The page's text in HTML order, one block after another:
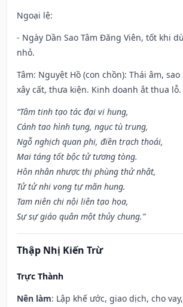
Ngoại lệ:
- Ngày Dần Sao Tâm Đăng Viên, tốt khi
nhỏ.
Tâm: Nguyệt Hồ (con chồn): Thái âm,
xây cất, thưa kiện. Kinh doanh ắt thua lỗ.
“Tâm tinh tạo tác đại vi hung,
Cánh tao hình tụng, ngục tù trung,
Ngỗ nghịch quan phi, điền trạch thoái,
Mai táng tốt bộc tử tương tòng.
Hôn nhân nhược thị phùng thử nhật,
Tử tử nhi vong tự mãn hung.
Tam niên chi nội liên tạo họa,
Sự sự giáo quân một thủy chung.”
Thập Nhị Kiến Trừ
Trực Thành
Nên làm: Lập khế ước, giao dịch, cho